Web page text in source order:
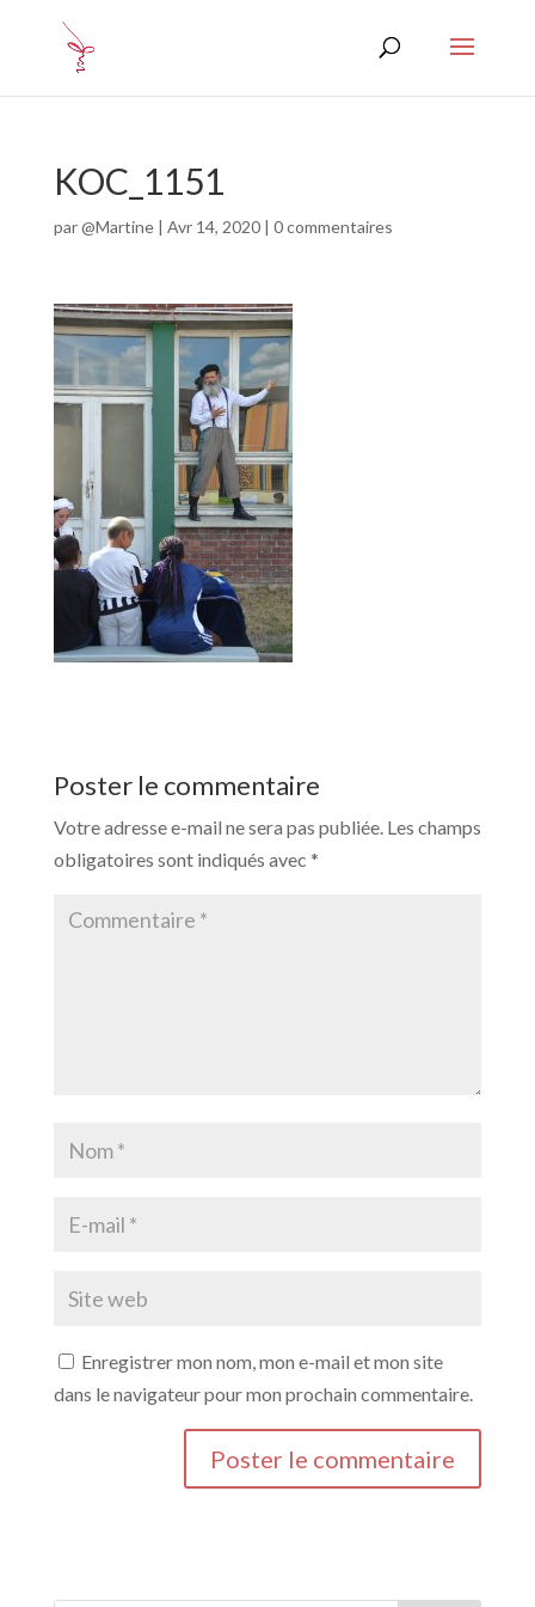
KOC_1151
par@Martine| Avr 14, 2020| 0 commentaires
Poster le commentaire
Votre adresse e-mail ne sera pas publiée. Les champs
obligatoires sont indiqués avec *
Enregistrer mon nom, mon e-mail et mon site
dans le navigateur pour mon prochain commentaire.